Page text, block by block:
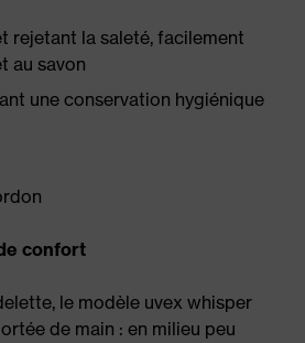
rejetant la saleté, facilement
au savon
une conservation hygiénique
confort
le modèle uvex whisper
de main : en milieu peu